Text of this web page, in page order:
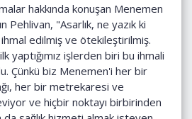
hakkında konuşan Menemen
Pehlivan, "Asarlık, ne yazık ki
edilmiş ve ötekileştirilmiş.
yaptığımız işlerden biri bu ihmali
Çünkü biz Menemen'i her bir
her bir metrekaresi ve
ve hiçbir noktayı birbirinden